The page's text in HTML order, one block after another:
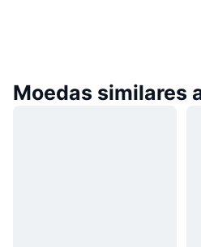
Moedas similares